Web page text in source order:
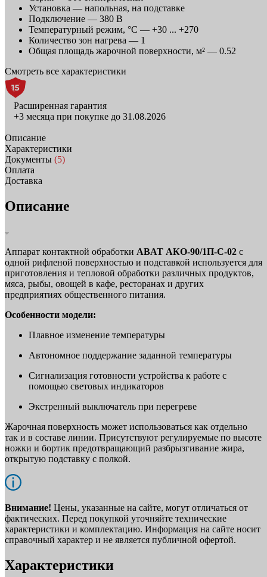
Установка — напольная, на подставке
Подключение — 380 В
Температурный режим, °C — +30 ... +270
Количество зон нагрева — 1
Общая площадь жарочной поверхности, м² — 0.52
Смотреть все характеристики
Расширенная гарантия
+3 месяца при покупке до 31.08.2026
Описание
Характеристики
Документы (5)
Оплата
Доставка
Описание
Аппарат контактной обработки ABAT АКО‑90/1П‑С‑02 с
одной рифленой поверхностью и подставкой используется для
приготовления и тепловой обработки различных продуктов,
мяса, рыбы, овощей в кафе, ресторанах и других
предприятиях общественного питания.
Особенности модели:
Плавное изменение температуры
Автономное поддержание заданной температуры
Сигнализация готовности устройства к работе с
помощью световых индикаторов
Экстренный выключатель при перегреве
Жарочная поверхность может использоваться как отдельно
так и в составе линии. Присутствуют регулируемые по высоте
ножки и бортик предотвращающий разбрызгивание жира,
открытую подставку с полкой.
Внимание! Цены, указанные на сайте, могут отличаться от
фактических. Перед покупкой уточняйте технические
характеристики и комплектацию. Информация на сайте носит
справочный характер и не является публичной офертой.
Характеристики